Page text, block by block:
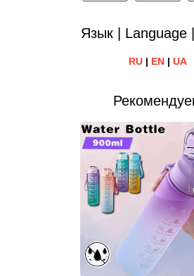
Язык | Language
RU| EN| UA